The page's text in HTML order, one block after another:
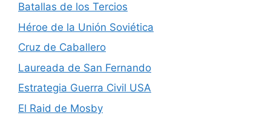
Batallas de los Tercios
Héroe de la Unión Soviética
Cruz de Caballero
Laureada de San Fernando
Estrategia Guerra Civil USA
El Raid de Mosby